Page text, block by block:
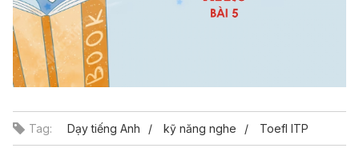
Tag: Dạy tiếng Anh kỹ năng nghe Toefl ITP